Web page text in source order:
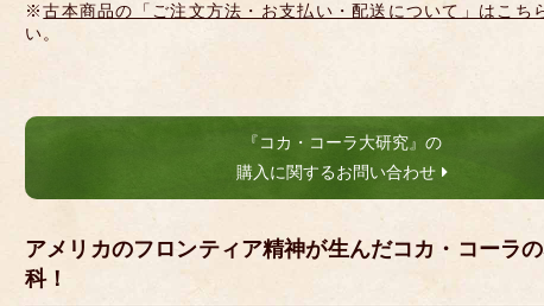
※古本商品の「ご注文方法・お支払い・配送について」はこち
い。
『コカ・コーラ大研究』の
購入に関するお問い合わせ
アメリカのフロンティア精神が生んだコカ・コーラ
科！